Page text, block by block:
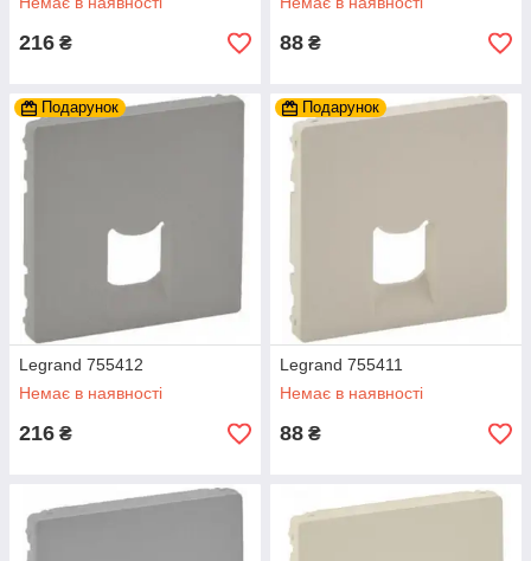
216 ₴ 88 ₴
Подарунок
Legrand 755412
Немає в наявності
216 ₴
Подарунок
Legrand 755411
Немає в наявності
88 ₴